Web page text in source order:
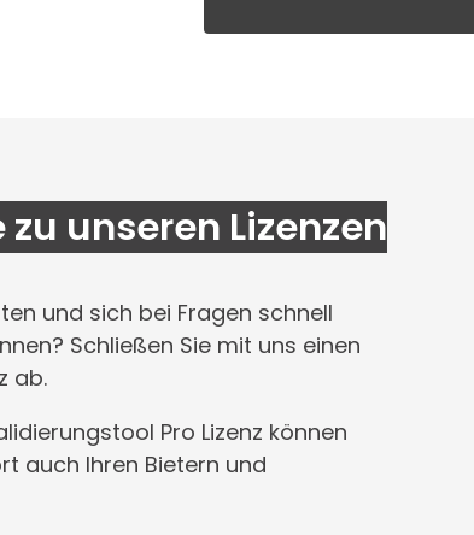
unseren Lizenzen
und sich bei Fragen schnell
Schließen Sie mit uns einen
ab.
Pro Lizenz können
auch Ihren Bietern und